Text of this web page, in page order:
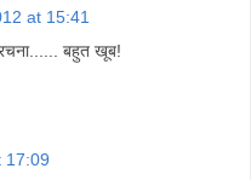
at 15:41
बहुत खूब!
17:09